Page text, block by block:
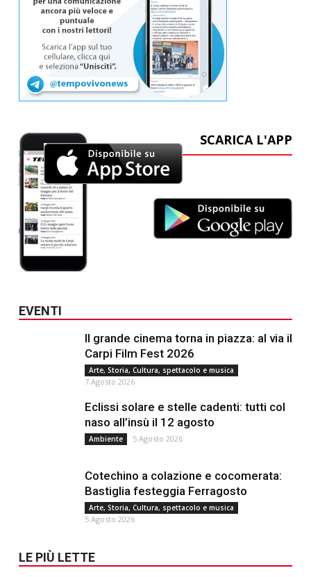
SCARICA L'APP
EVENTI
Il grande cinema torna in piazza: al via il
Carpi Film Fest 2026
Arte, Storia, Cultura, spettacolo e musica
7 Agosto 2026
Eclissi solare e stelle cadenti: tutti col
naso all’insù il 12 agosto
Ambiente 5 Agosto 2026
Cotechino a colazione e cocomerata:
Bastiglia festeggia Ferragosto
Arte, Storia, Cultura, spettacolo e musica
5 Agosto 2026
LE PIÙ LETTE